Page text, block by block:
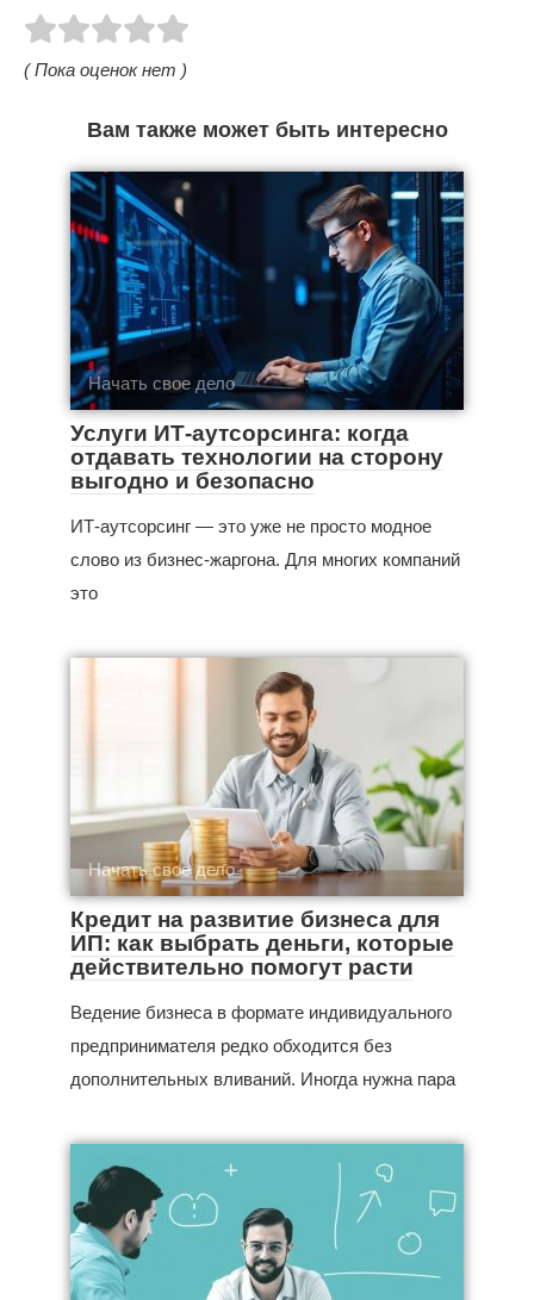
( Пока оценок нет )
Вам также может быть интересно
Начать свое дело
Услуги ИТ-аутсорсинга: когда
отдавать технологии на сторону
выгодно и безопасно
ИТ-аутсорсинг — это уже не просто модное
слово из бизнес‑жаргона. Для многих компаний
это
Начать свое дело
Кредит на развитие бизнеса для
ИП: как выбрать деньги, которые
действительно помогут расти
Ведение бизнеса в формате индивидуального
предпринимателя редко обходится без
дополнительных вливаний. Иногда нужна пара